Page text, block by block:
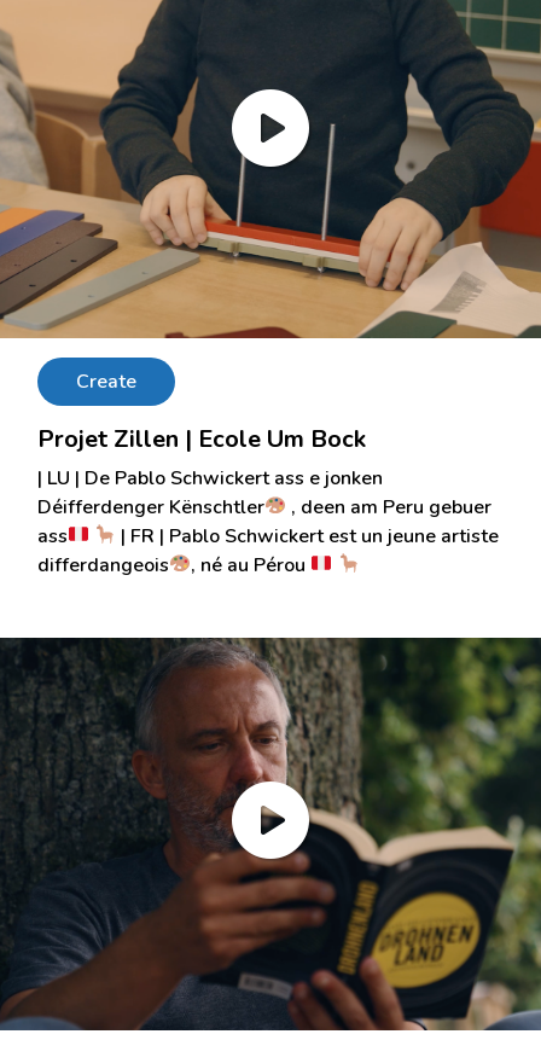
Create
Projet Zillen | Ecole Um Bock
| LU | De Pablo Schwickert ass e jonken
Déifferdenger Kënschtler
, deen am Peru gebuer
ass
| FR | Pablo Schwickert est un jeune artiste
differdangeois
, né au Pérou